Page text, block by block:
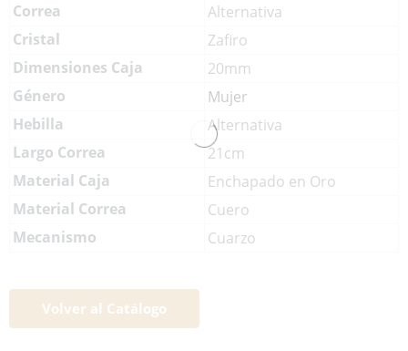
Correa
Alternativa
Cristal
Zafiro
Dimensiones Caja
20mm
Género
Mujer
Hebilla
Alternativa
Largo Correa
21cm
Material Caja
Enchapado en Oro
Material Correa
Cuero
Mecanismo
Cuarzo
Volver al Catálogo